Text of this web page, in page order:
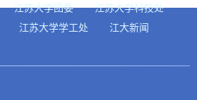
江苏大学团委
江苏大学科技处
江苏大学学工处 江大新闻